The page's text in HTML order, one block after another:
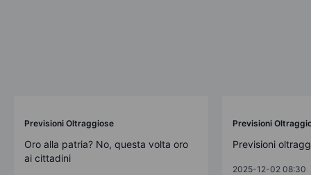
Previsioni Oltraggiose
Oro alla patria? No, questa volta oro
ai cittadini
Previsioni
Previsioni
2025-12-02 08:30